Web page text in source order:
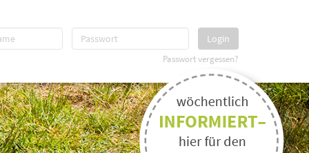
Login
Passwort vergessen?